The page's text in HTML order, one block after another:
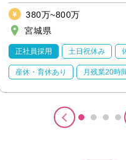
380万~800万
宮城県
正社員採用 土日祝休み
産休・育休あり 月残業20時